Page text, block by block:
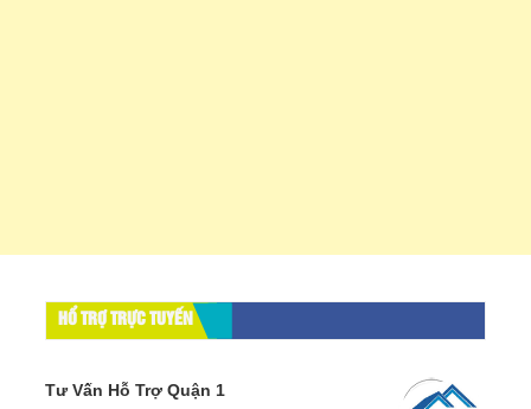
HỔ TRỢ TRỰC TUYẾN
Tư Vấn Hỗ Trợ Quận 1